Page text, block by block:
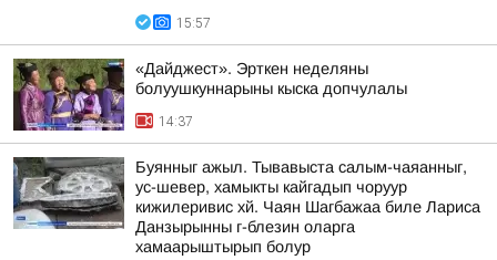
15:57
«Дайджест». Эрткен неделяны
болуушкуннарыны кыска допчулалы
14:37
Буянныг ажыл. Тывавыста салым-чаяанныг,
ус-шевер, хамыкты кайгадып чоруур
кижилеривис хй. Чаян Шагбажаа биле Лариса
Данзырынны г-блезин оларга
хамаарыштырып болур